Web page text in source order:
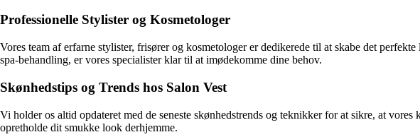
Professionelle Stylister og Kosmetologer
Vores team af erfarne stylister, frisører og kosmetologer er dedikerede til at skabe det
spa-behandling, er vores specialister klar til at imødekomme dine behov.
Skønhedstips og Trends hos Salon Vest
Vi holder os altid opdateret med de seneste skønhedstrends og teknikker for at sikre, at
opretholde dit smukke look derhjemme.